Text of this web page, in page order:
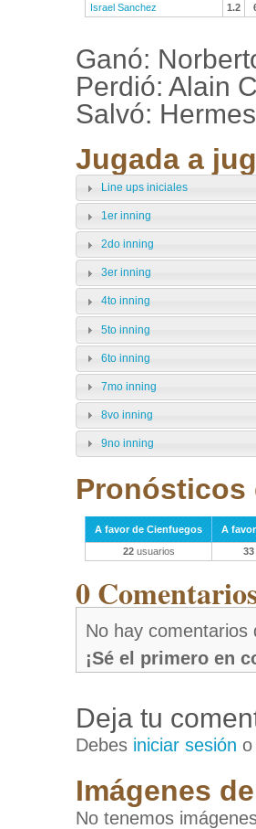
Israel Sanchez
1.2
Ganó:
Perdió: Alain
Salvó:
Jugada a
Line ups iniciales
1er inning
2do inning
3er inning
4to inning
5to inning
6to inning
7mo inning
8vo inning
9no inning
Pronósticos
A favor de Cienfuegos
A
22usuarios 33
0
No hay comentarios
¡Sé el primero en
Deja tu
Debes iniciar sesión
Imágenes
No tenemos